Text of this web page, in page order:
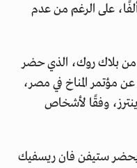
وقد وضعوا تقديرات الحشد عند 50 ألفًا، على الرغم من عدم
من بلاك روك، الذي حضر
مؤتمر المناخ في مصر،
وفقًا لأشخاص
يحضر ستيفن فان ريسفيك